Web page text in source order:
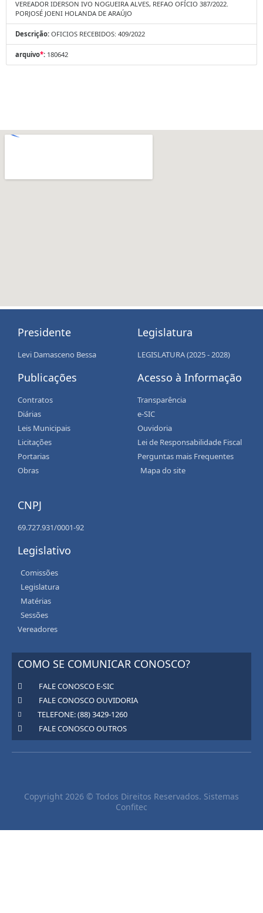
VEREADOR IDERSON IVO NOGUEIRA ALVES, REFAO OFÍCIO 387/2022.
PORJOSÉ JOENI HOLANDA DE ARAÚJO
Descrição: OFICIOS RECEBIDOS: 409/2022
arquivo*: 180642
Presidente
Levi Damasceno Bessa
Publicações
Contratos
Diárias
Leis Municipais
Licitações
Portarias
Obras
Legislatura
LEGISLATURA (2025 - 2028)
Acesso à Informação
Transparência
e-SIC
Ouvidoria
Lei de Responsabilidade Fiscal
Perguntas mais Frequentes
Mapa do site
CNPJ
69.727.931/0001-92
Legislativo
Comissões
Legislatura
Matérias
Sessões
Vereadores
COMO SE COMUNICAR CONOSCO?
FALE CONOSCO E-SIC
FALE CONOSCO OUVIDORIA
TELEFONE: (88) 3429-1260
FALE CONOSCO OUTROS
Copyright 2026 © Todos Direitos Reservados. Sistemas
Confitec